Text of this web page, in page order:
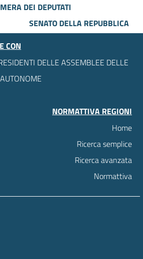
DEI DEPUTATI
SENATO DELLA REPUBBLICA
CON
DELLE ASSEMBLEE DELLE
NORMATTIVA REGIONI
Home
Ricerca semplice
Ricerca avanzata
Normattiva